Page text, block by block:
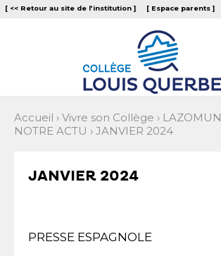
Aller
au
Outils
personnels
[ << Retour au site de l‘institution ] [ Espace parents ]
Accueil › Vivre son Collège › LAZOMUN
NOTRE ACTU › JANVIER 2024
JANVIER 2024
PRESSE ESPAGNOLE